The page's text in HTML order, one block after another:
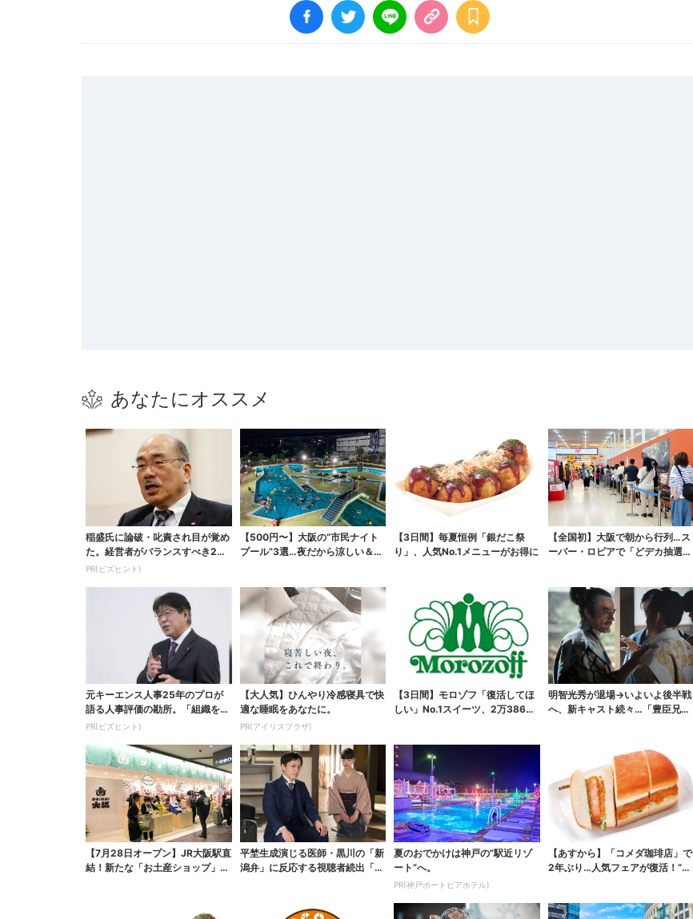
あなたにオススメ
稲盛氏に論破・叱責され目が覚め
た。経営者がバランスすべき2つ
の背反
PR(ビズヒント)
【500円〜】大阪の“市民ナイト
プール”3選…夜だから涼しい＆コ
【3日間】毎夏恒例「銀だこ祭
り」、人気No.1メニューがお得に
【全国初】大阪で朝から行列…ス
ーパー・ロピアで「どデカ抽選
元キーエンス人事25年のプロが
語る人事評価の勘所。「組織を腐
らせるNG評価」とは...
PR(ビズヒント)
【大人気】ひんやり冷感寝具で快
適な睡眠をあなたに。
PR(アイリスプラザ)
【3日間】モロゾフ「復活してほ
しい」No.1スイーツ、2万3865
明智光秀が退場→いよいよ後半戦
へ、新キャスト続々…「豊臣兄
【7月28日オープン】JR大阪駅直
結！新たな「お土産ショップ」、
平埜生成演じる医師・黒川の「新
潟弁」に反応する視聴者続出「グ
夏のおでかけは神戸の”駅近リゾ
ート”へ。
PR(神戸ポートピアホテル)
【あすから】「コメダ珈琲店」で
2年ぶり…人気フェアが復活！“ハ